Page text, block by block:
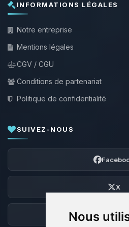
Nous
INFORMATIONS LÉGALES
Notre entreprise
Mentions légales
CGV / CGU
Conditions de partenariat
Politique de confidentialité
SUIVEZ-NOUS
X